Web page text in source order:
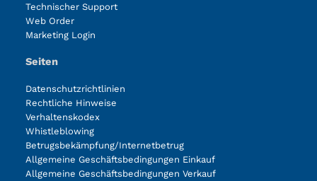
Technischer Support
Web Order
Marketing Login
Seiten
Datenschutzrichtlinien
Rechtliche Hinweise
Verhaltenskodex
Whistleblowing
Betrugsbekämpfung/Internetbetrug
Allgemeine Geschäftsbedingungen Einkauf
Allgemeine Geschäftsbedingungen Verkauf